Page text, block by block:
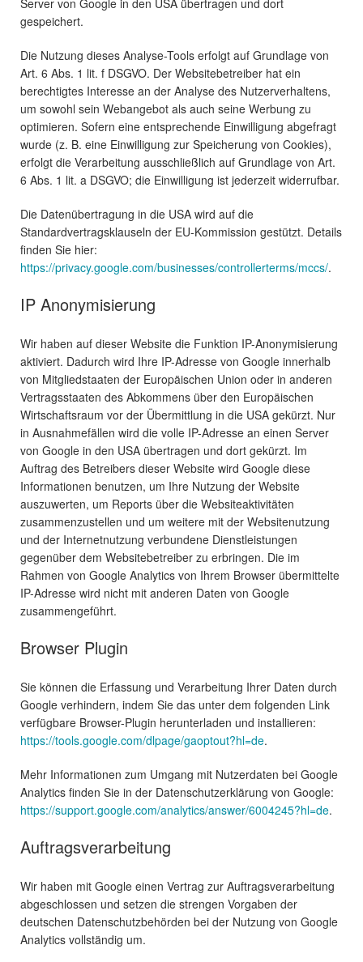
gespeichert.
Die Nutzung dieses Analyse-Tools erfolgt auf Grundlage von
Art. 6 Abs. 1 lit. f DSGVO. Der Websitebetreiber hat ein
berechtigtes Interesse an der Analyse des Nutzerverhaltens,
um sowohl sein Webangebot als auch seine Werbung zu
optimieren. Sofern eine entsprechende Einwilligung abgefragt
wurde (z. B. eine Einwilligung zur Speicherung von Cookies),
erfolgt die Verarbeitung ausschließlich auf Grundlage von Art.
6 Abs. 1 lit. a DSGVO; die Einwilligung ist jederzeit widerrufbar.
Die Datenübertragung in die USA wird auf die
Standardvertragsklauseln der EU-Kommission gestützt. Details
finden Sie hier:
https://privacy.google.com/businesses/controllerterms/mccs/.
IP Anonymisierung
Wir haben auf dieser Website die Funktion IP-Anonymisierung
aktiviert. Dadurch wird Ihre IP-Adresse von Google innerhalb
von Mitgliedstaaten der Europäischen Union oder in anderen
Vertragsstaaten des Abkommens über den Europäischen
Wirtschaftsraum vor der Übermittlung in die USA gekürzt. Nur
in Ausnahmefällen wird die volle IP-Adresse an einen Server
von Google in den USA übertragen und dort gekürzt. Im
Auftrag des Betreibers dieser Website wird Google diese
Informationen benutzen, um Ihre Nutzung der Website
auszuwerten, um Reports über die Websiteaktivitäten
zusammenzustellen und um weitere mit der Websitenutzung
und der Internetnutzung verbundene Dienstleistungen
gegenüber dem Websitebetreiber zu erbringen. Die im
Rahmen von Google Analytics von Ihrem Browser übermittelte
IP-Adresse wird nicht mit anderen Daten von Google
zusammengeführt.
Browser Plugin
Sie können die Erfassung und Verarbeitung Ihrer Daten durch
Google verhindern, indem Sie das unter dem folgenden Link
verfügbare Browser-Plugin herunterladen und installieren:
https://tools.google.com/dlpage/gaoptout?hl=de.
Mehr Informationen zum Umgang mit Nutzerdaten bei Google
Analytics finden Sie in der Datenschutzerklärung von Google:
https://support.google.com/analytics/answer/6004245?hl=de.
Auftragsverarbeitung
Wir haben mit Google einen Vertrag zur Auftragsverarbeitung
abgeschlossen und setzen die strengen Vorgaben der
deutschen Datenschutzbehörden bei der Nutzung von Google
Analytics vollständig um.